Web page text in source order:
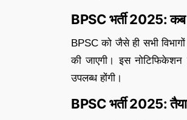
BPSC भर्ती 2025:
BPSC को जैसे ही सभी
की जाएगी। इस नोटिफिकेशन
उपलब्ध होंगी।
BPSC भर्ती 2025: